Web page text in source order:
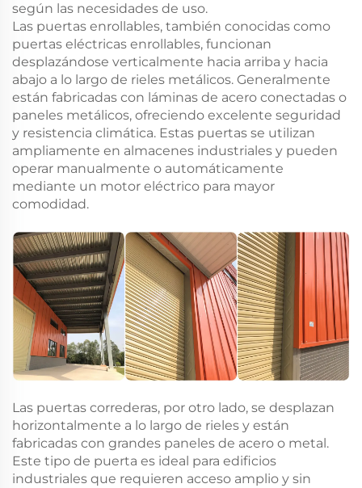
según las necesidades de uso.
Las puertas enrollables, también conocidas como
puertas eléctricas enrollables, funcionan
desplazándose verticalmente hacia arriba y hacia
abajo a lo largo de rieles metálicos. Generalmente
están fabricadas con láminas de acero conectadas o
paneles metálicos, ofreciendo excelente seguridad
y resistencia climática. Estas puertas se utilizan
ampliamente en almacenes industriales y pueden
operar manualmente o automáticamente
mediante un motor eléctrico para mayor
comodidad.
Las puertas correderas, por otro lado, se desplazan
horizontalmente a lo largo de rieles y están
fabricadas con grandes paneles de acero o metal.
Este tipo de puerta es ideal para edificios
industriales que requieren acceso amplio y sin